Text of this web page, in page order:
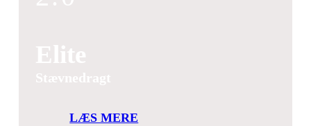
LÆS MERE